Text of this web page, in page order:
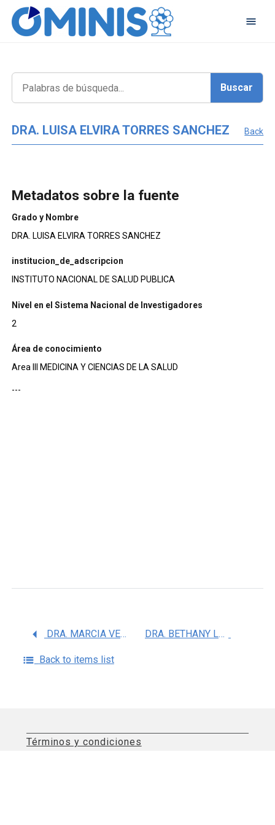
DRA. LUISA ELVIRA TORRES SANCHEZ Back
Metadatos sobre la fuente
Grado y Nombre
DRA. LUISA ELVIRA TORRES SANCHEZ
institucion_de_adscripcion
INSTITUTO NACIONAL DE SALUD PUBLICA
Nivel en el Sistema Nacional de Investigadores
2
Área de conocimiento
Area III MEDICINA Y CIENCIAS DE LA SALUD
---
DRA. MARCIA VERONICA GALVAN PORTILLO DRA. BETHANY LEIGH ALLEN LEIGH
Back to items list
Términos y condiciones